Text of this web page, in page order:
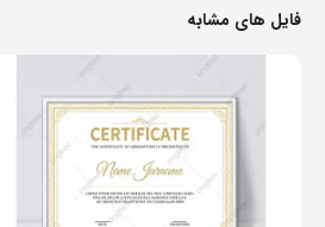
فایل های مشابه